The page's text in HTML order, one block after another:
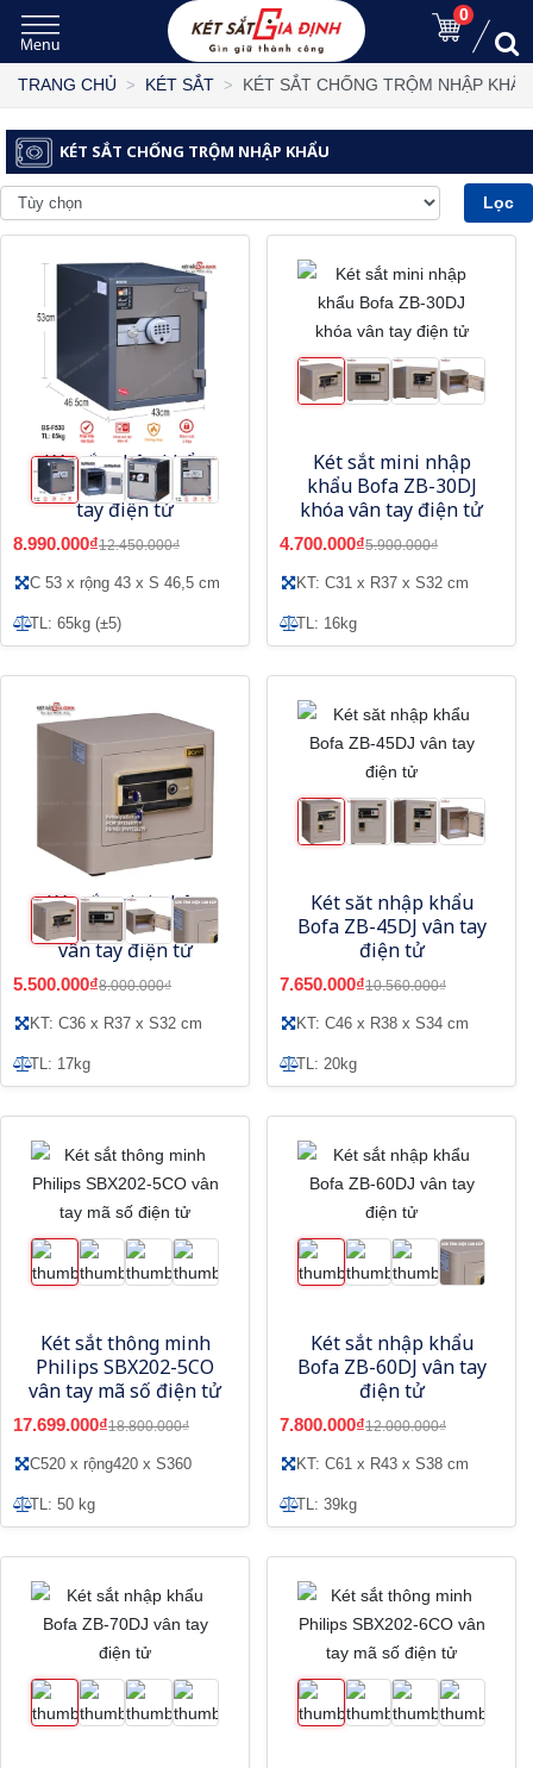
0
TRANG CHỦ KÉT SẮT KÉT SẮT CHỐNG TRỘM NHẬP KHẨU
KÉT SẮT CHỐNG TRỘM NHẬP KHẨU
Lọc
Két sắt nhập khẩu
Booil BS-F530W vân
tay điện tử
8.990.000₫12.450.000₫
C 53 x rộng 43 x S 46,5 cm
TL: 65kg (±5)
Két sắt mini nhập
khẩu Bofa ZB-30DJ
khóa vân tay điện tử
4.700.000₫5.900.000₫
KT: C31 x R37 x S32 cm
TL: 16kg
Két sắt mini nhập
khẩu Bofa ZB-35DJ
vân tay điện tử
5.500.000₫8.000.000₫
KT: C36 x R37 x S32 cm
TL: 17kg
Két săt nhập khẩu
Bofa ZB-45DJ vân tay
điện tử
7.650.000₫10.560.000₫
KT: C46 x R38 x S34 cm
TL: 20kg
Két sắt thông minh
Philips SBX202-5CO
vân tay mã số điện tử
17.699.000₫18.800.000₫
C520 x rộng420 x S360
TL: 50 kg
Két sắt nhập khẩu
Bofa ZB-60DJ vân tay
điện tử
7.800.000₫12.000.000₫
KT: C61 x R43 x S38 cm
TL: 39kg